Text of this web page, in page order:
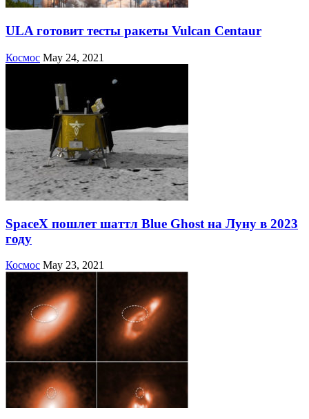
ULA готовит тесты ракеты Vulcan Centaur
Космос May 24, 2021
SpaceX пошлет шаттл Blue Ghost на Луну в 2023
году
Космос May 23, 2021